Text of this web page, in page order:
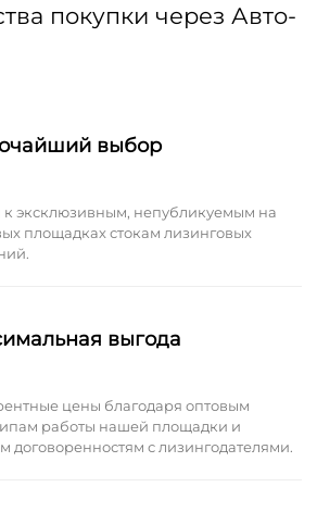
покупки через Авто-
выбор
к эксклюзивным, непубликуемым на
площадках стокам лизинговых
выгода
цены благодаря оптовым
работы нашей площадки и
договоренностям с лизингодателями.